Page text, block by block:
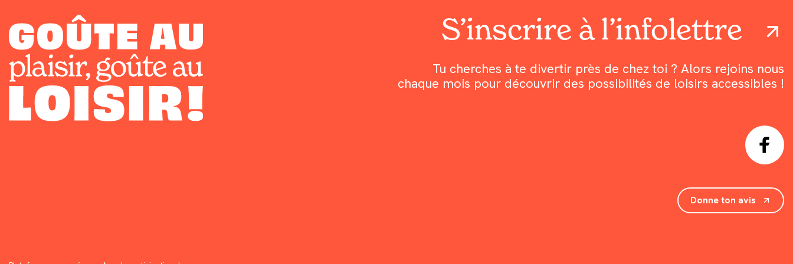
S’inscrire à l’infolettre
Tu cherches à te divertir près de chez toi ? Alors rejoins nous
chaque mois pour découvrir des possibilités de loisirs accessibles !
Donne ton avis